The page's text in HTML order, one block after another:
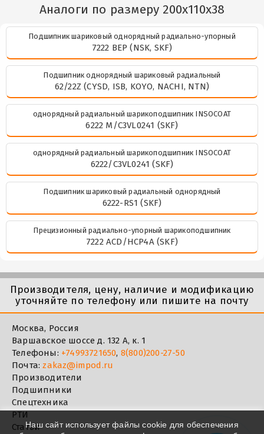
Аналоги по размеру 200x110x38
Подшипник шариковый однорядный радиально-упорный
7222 BEP (NSK, SKF)
Подшипник однорядный шариковый радиальный
62/22Z (CYSD, ISB, KOYO, NACHI, NTN)
однорядный радиальный шарикоподшипник INSOCOAT
6222 M/C3VL0241 (SKF)
однорядный радиальный шарикоподшипник INSOCOAT
6222/C3VL0241 (SKF)
Подшипник шариковый радиальный однорядный
6222-RS1 (SKF)
Прецизионный радиально-упорный шарикоподшипник
7222 ACD/HCP4A (SKF)
Производителя, цену, наличие и модификацию
уточняйте по телефону или пишите на почту
Москва, Россия
Варшавское шоссе д. 132 А, к. 1
Телефоны: +74993721650, 8(800)200-27-50
Почта:zakaz@impod.ru
Производители
Подшипники
Спецтехника
РТИ
СтатьиНаш сайт использует файлы cookie для обеспечения